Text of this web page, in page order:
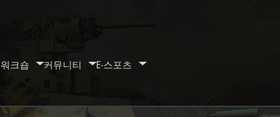
워크숍 커뮤니티 E-스포츠